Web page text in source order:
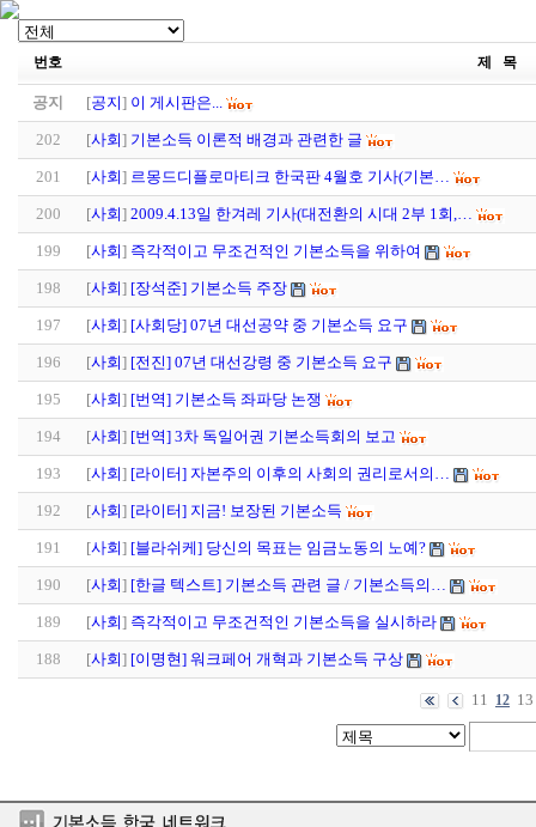
번호 제 목
공지 [공지] 이 게시판은...
202 [사회] 기본소득 이론적 배경과 관련한 글
201 [사회] 르몽드디플로마티크 한국판 4월호 기사(기본…
200 [사회] 2009.4.13일 한겨레 기사(대전환의 시대 2부 1회,…
199 [사회] 즉각적이고 무조건적인 기본소득을 위하여
198 [사회] [장석준] 기본소득 주장
197 [사회] [사회당] 07년 대선공약 중 기본소득 요구
196 [사회] [전진] 07년 대선강령 중 기본소득 요구
195 [사회] [번역] 기본소득 좌파당 논쟁
194 [사회] [번역] 3차 독일어권 기본소득회의 보고
193 [사회] [라이터] 자본주의 이후의 사회의 권리로서의…
192 [사회] [라이터] 지금! 보장된 기본소득
191 [사회] [블라쉬케] 당신의 목표는 임금노동의 노예?
190 [사회] [한글 텍스트] 기본소득 관련 글 / 기본소득의…
189 [사회] 즉각적이고 무조건적인 기본소득을 실시하라
188 [사회] [이명현] 워크페어 개혁과 기본소득 구상
11 12 13